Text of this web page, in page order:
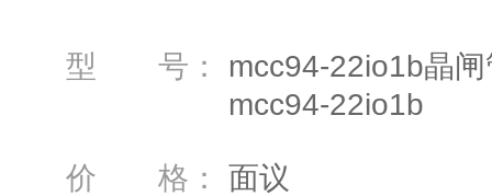
型 号：
mcc94-22io1b晶
mcc94-22io1b
价 格： 面议